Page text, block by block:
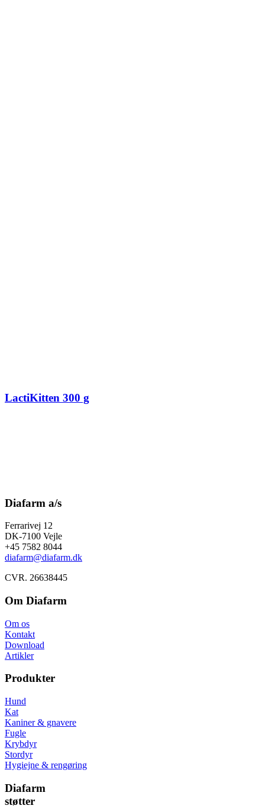
LactiKitten 300 g
Diafarm a/s
Ferrarivej 12
DK-7100 Vejle
+45 7582 8044
diafarm@diafarm.dk
CVR. 26638445
Om Diafarm
Om os
Kontakt
Download
Artikler
Produkter
Hund
Kat
Kaniner & gnavere
Fugle
Krybdyr
Stordyr
Hygiejne & rengøring
Diafarm
støtter